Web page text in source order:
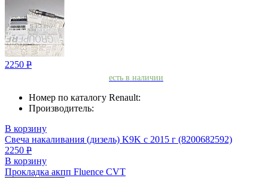
2250 Р
есть в наличии
Номер по каталогу Renault:
Производитель:
В корзину
Свеча накаливания (дизель) K9K с 2015 г (8200682592)
2250 Р
В корзину
Прокладка акпп Fluence CVT